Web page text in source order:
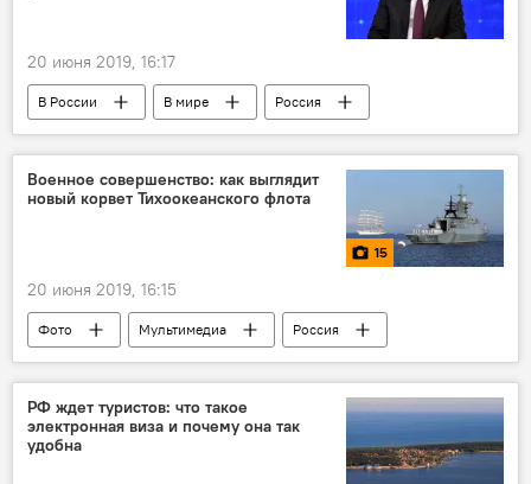
20 июня 2019, 16:17
В России В мире
Россия
Владимир Путин
Военное совершенство: как выглядит
новый корвет Тихоокеанского флота
15
20 июня 2019, 16:15
Фото Мультимедиа
Россия
Тихий океан
вооружение
РФ ждет туристов: что такое
электронная виза и почему она так
удобна